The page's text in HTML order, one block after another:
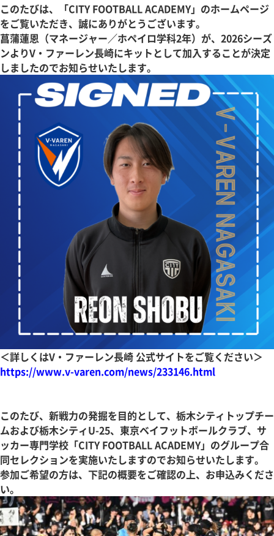
このたびは、「CITY FOOTBALL ACADEMY」のホームページ
をご覧いただき、誠にありがとうございます。
菖蒲蓮恩（マネージャー／ホペイロ学科2年）が、2026シーズ
ンよりV・ファーレン長崎にキットとして加入することが決定
しましたのでお知らせいたします。
＜詳しくはV・ファーレン長崎 公式サイトをご覧ください＞
https://www.v-varen.com/news/233146.html
このたび、新戦力の発掘を目的として、栃木シティトップチー
ムおよび栃木シティU-25、東京ベイフットボールクラブ、サ
ッカー専門学校「CITY FOOTBALL ACADEMY」のグループ合
同セレクションを実施いたしますのでお知らせいたします。
参加ご希望の方は、下記の概要をご確認の上、お申込みくださ
い。